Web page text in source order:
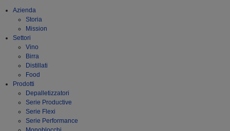
Azienda
Storia
Mission
Settori
Vino
Birra
Distillati
Food
Prodotti
Depalletizzatori
Serie Productive
Serie Flexi
Serie Performance